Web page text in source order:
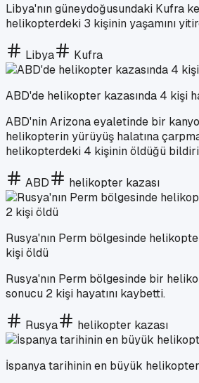
Libya'nın güneydoğusundaki Kufra
helikopterdeki 3 kişinin yaşamını
Libya Kufra
ABD'de helikopter kazasında 4 kişi
ABD'nin Arizona eyaletinde bir
helikopterin yürüyüş halatına
helikopterdeki 4 kişinin öldüğü
ABD helikopter kazası
Rusya'nın Perm bölgesinde
kişi öldü
Rusya'nın Perm bölgesinde bir
sonucu 2 kişi hayatını kaybetti.
Rusya helikopter kazası
İspanya tarihinin en büyük helikopter